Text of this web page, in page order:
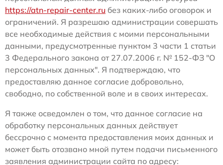
https://atn-repair-center.ru без каких-либо оговорок и
ограничений. Я разрешаю администрации совершать
все необходимые действия с моими персональными
данными, предусмотренные пунктом 3 части 1 статьи
3 Федерального закона от 27.07.2006 г. № 152-ФЗ "О
персональных данных". Я подтверждаю, что
предоставляю данное согласие добровольно,
свободно, по собственной воле и в своих интересах.
Я также осведомлен о том, что данное согласие на
обработку персональных данных действует
бессрочно с момента предоставления моих данных и
может быть отозвано мной путем подачи письменного
заявления администрации сайта по адресу: